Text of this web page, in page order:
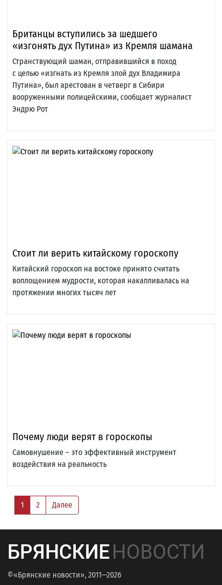
Британцы вступились за шедшего
«изгонять дух Путина» из Кремля шамана
Странствующий шаман, отправившийся в поход
с целью «изгнать из Кремля злой дух Владимира
Путина», был арестован в четверг в Сибири
вооруженными полицейскими, сообщает журналист
Эндрю Рот
Стоит ли верить китайскому гороскопу
Китайский гороскоп на востоке принято считать
воплощением мудрости, которая накапливалась на
протяжении многих тысяч лет
Почему люди верят в гороскопы
Самовнушение – это эффективный инструмент
воздействия на реальность
1 2 Далее
БРЯНСКИЕНОВОСТИ
©«Брянские новости», 2011—2026